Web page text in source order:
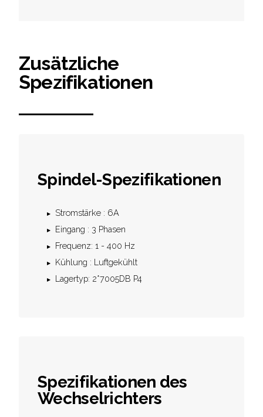
Zusätzliche
Spezifikationen
Spindel-Spezifikationen
Stromstärke : 6A
Eingang : 3 Phasen
Frequenz: 1 - 400 Hz
Kühlung : Luftgekühlt
Lagertyp: 2*7005DB P4
Spezifikationen des
Wechselrichters